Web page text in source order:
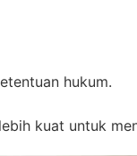
hukum.
kuat untuk